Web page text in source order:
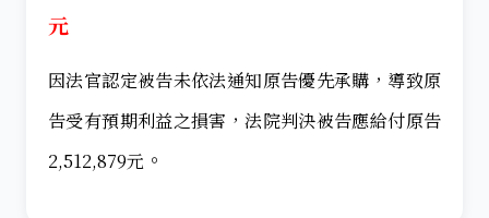
元
因法官認定被告未依法通知原告優先承購，導致原
告受有預期利益之損害，法院判決被告應給付原告
2,512,879元 。